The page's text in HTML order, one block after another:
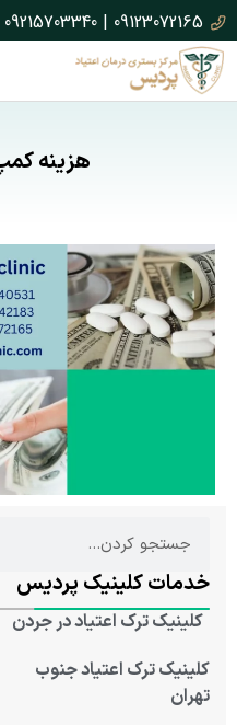
09123072165
|
09215703340
هزینه
خدمات کلینیک پردیس
کلینیک ترک اعتیاد در جردن
کلینیک ترک اعتیاد جنوب
تهران